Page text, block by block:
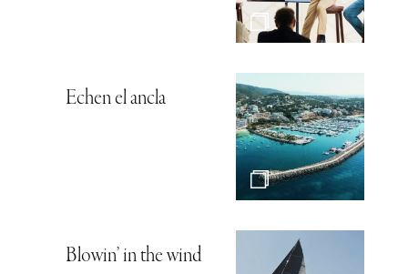
Echen el ancla
Blowin’ in the wind